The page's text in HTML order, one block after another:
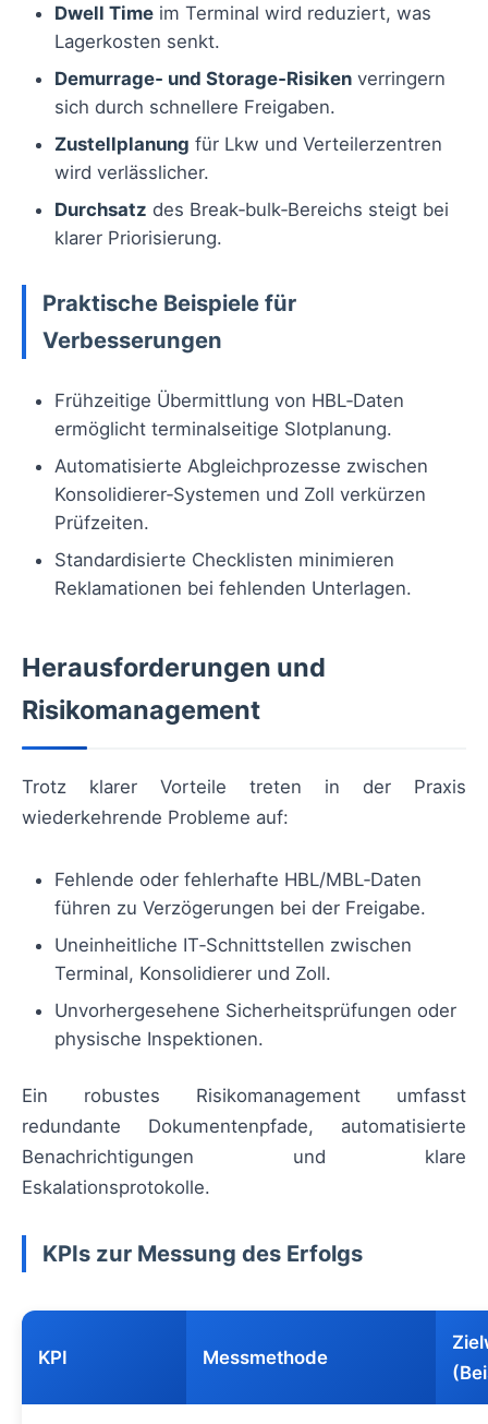
Dwell Time im Terminal wird reduziert, was
Lagerkosten senkt.
Demurrage‑ und Storage‑Risiken verringern
sich durch schnellere Freigaben.
Zustellplanung für Lkw und Verteilerzentren
wird verlässlicher.
Durchsatz des Break‑bulk‑Bereichs steigt bei
klarer Priorisierung.
Praktische Beispiele für
Verbesserungen
Frühzeitige Übermittlung von HBL‑Daten
ermöglicht terminalseitige Slotplanung.
Automatisierte Abgleichprozesse zwischen
Konsolidierer‑Systemen und Zoll verkürzen
Prüfzeiten.
Standardisierte Checklisten minimieren
Reklamationen bei fehlenden Unterlagen.
Herausforderungen und
Risikomanagement
Trotz klarer Vorteile treten in der Praxis
wiederkehrende Probleme auf:
Fehlende oder fehlerhafte HBL/MBL‑Daten
führen zu Verzögerungen bei der Freigabe.
Uneinheitliche IT‑Schnittstellen zwischen
Terminal, Konsolidierer und Zoll.
Unvorhergesehene Sicherheitsprüfungen oder
physische Inspektionen.
Ein robustes Risikomanagement umfasst
redundante Dokumentenpfade, automatisierte
Benachrichtigungen und klare
Eskalationsprotokolle.
KPIs zur Messung des Erfolgs
KPI Messmethode